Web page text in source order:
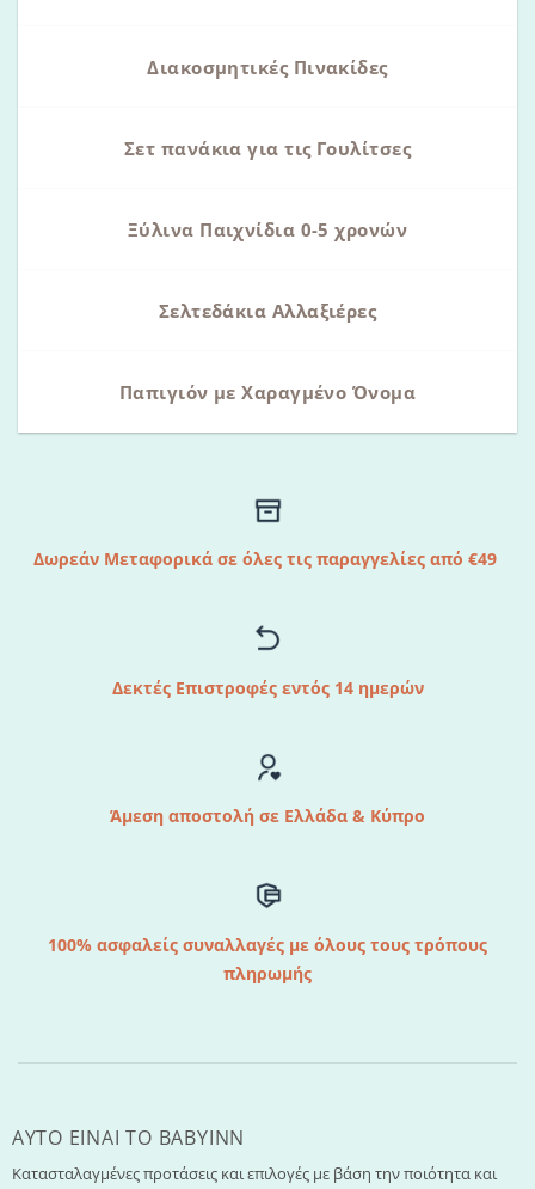
Διακοσμητικές Πινακίδες
Σετ πανάκια για τις Γουλίτσες
Ξύλινα Παιχνίδια 0-5 χρονών
Σελτεδάκια Αλλαξιέρες
Παπιγιόν με Χαραγμένο Όνομα
Δωρεάν Μεταφορικά σε όλες τις παραγγελίες από €49
Δεκτές Επιστροφές εντός 14 ημερών
Άμεση αποστολή σε Ελλάδα & Κύπρο
100% ασφαλείς συναλλαγές με όλους τους τρόπους
πληρωμής
AYTO EINAI TO ΒΑΒΥΙΝΝ
Κατασταλαγμένες προτάσεις και επιλογές με βάση την ποιότητα και